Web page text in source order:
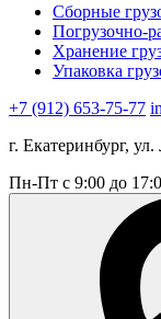
Сборные
Погрузочно-
Хранение
Упаковка
+7 (912) 653-75-77
г. Екатеринбург,
Пн-Пт с 9:00 до